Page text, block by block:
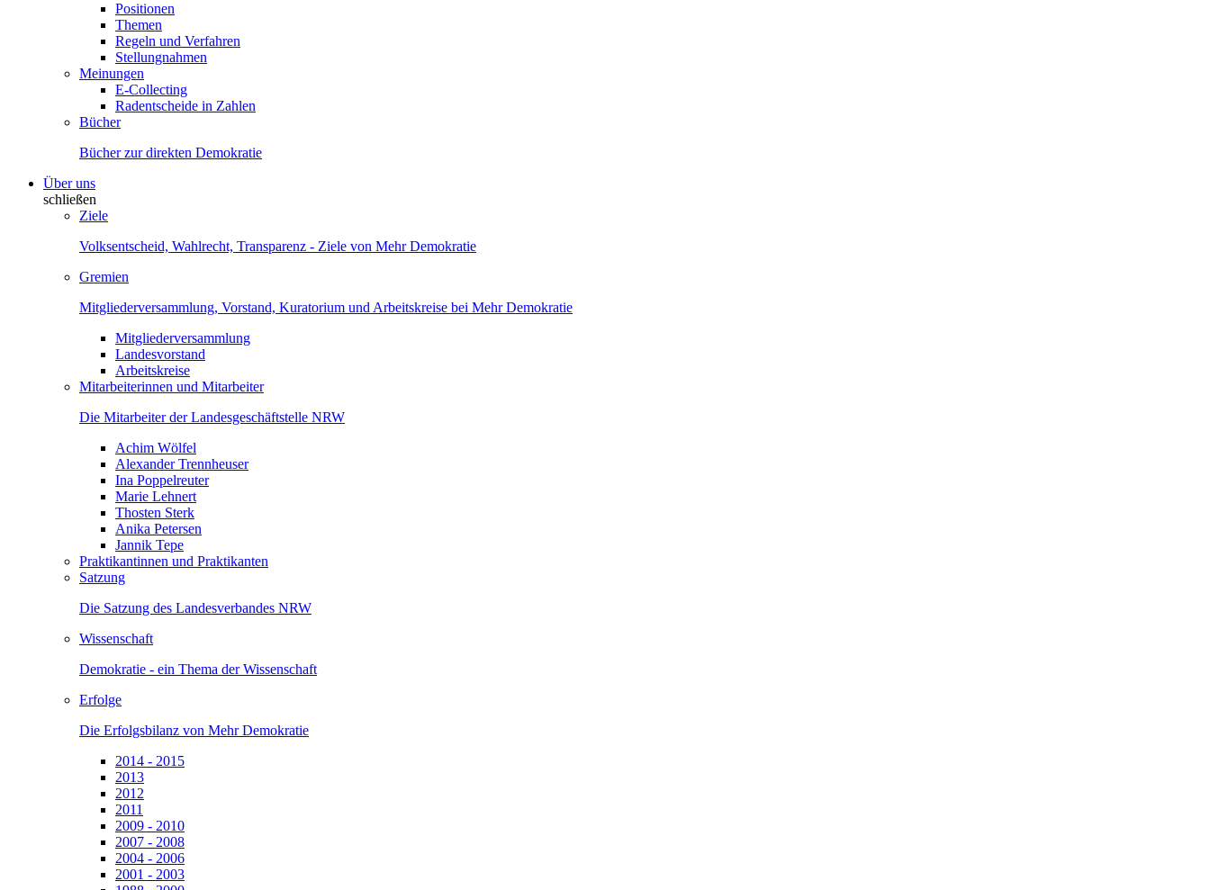
Positionen
Themen
Regeln und Verfahren
Stellungnahmen
Meinungen
E-Collecting
Radentscheide in Zahlen
Bücher
Bücher zur direkten Demokratie
Über uns
schließen
Ziele
Volksentscheid, Wahlrecht, Transparenz - Ziele von Mehr Demokratie
Gremien
Mitgliederversammlung, Vorstand, Kuratorium und Arbeitskreise bei Mehr Demokratie
Mitgliederversammlung
Landesvorstand
Arbeitskreise
Mitarbeiterinnen und Mitarbeiter
Die Mitarbeiter der Landesgeschäftstelle NRW
Achim Wölfel
Alexander Trennheuser
Ina Poppelreuter
Marie Lehnert
Thosten Sterk
Anika Petersen
Jannik Tepe
Praktikantinnen und Praktikanten
Satzung
Die Satzung des Landesverbandes NRW
Wissenschaft
Demokratie - ein Thema der Wissenschaft
Erfolge
Die Erfolgsbilanz von Mehr Demokratie
2014 - 2015
2013
2012
2011
2009 - 2010
2007 - 2008
2004 - 2006
2001 - 2003